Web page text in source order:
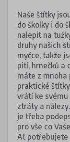
Naše štítky
do školky i do
nalepit na
druhy našich
myčce, takže
pití, hrnečků a
máte z mnoha
praktické
vrátí ke
ztráty a
je třeba
pro vše co
Ať potřebujete